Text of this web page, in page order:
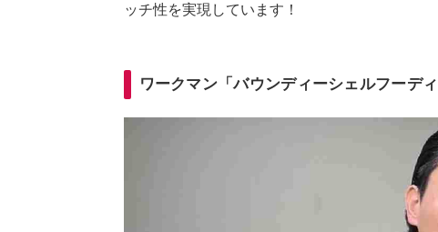
ッチ性を実現しています！
ワークマン「バウンディーシェルフーデ